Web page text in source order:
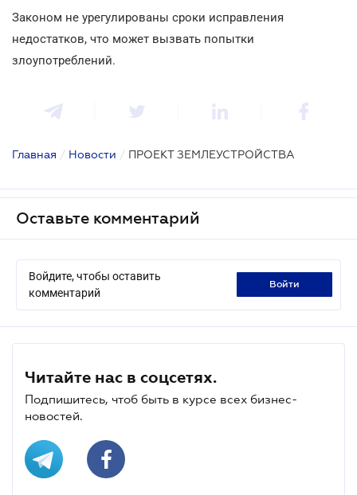
Законом не урегулированы сроки исправления
недостатков, что может вызвать попытки
злоупотреблений.
Главная / Новости / ПРОЕКТ ЗЕМЛЕУСТРОЙСТВА
Оставьте комментарий
Войдите, чтобы оставить
комментарий
войти
Читайте нас в соцсетях.
Подпишитесь, чтоб быть в курсе всех бизнес-
новостей.